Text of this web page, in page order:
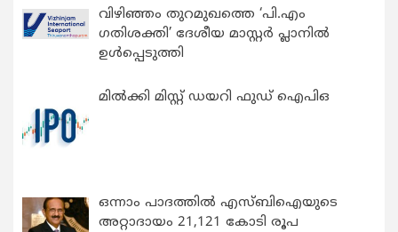
വിഴിഞ്ഞം തുറമുഖത്തെ ‘പി.എം
ഗതിശക്തി’ ദേശീയ മാസ്റ്റർ പ്ലാനിൽ
ഉൾപ്പെടുത്തി
മിൽക്കി മിസ്റ്റ് ഡയറി ഫുഡ് ഐപിഒ
ഒന്നാം പാദത്തിൽ എസ്ബിഐയുടെ
അറ്റാദായം 21,121 കോടി രൂപ